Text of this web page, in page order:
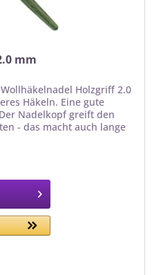
mm
Holzgriff 2.0
Häkeln. Eine gute
Nadelkopf greift den
- das macht auch lange
lieben wirst ✓...